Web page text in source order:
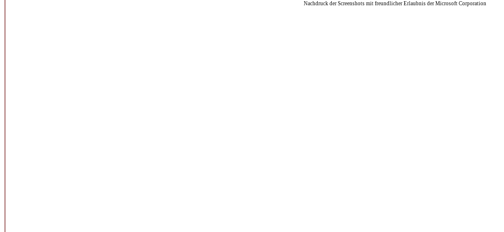
Nachdruck der Screenshots mit freundlicher Erlaubnis der Microsoft Corporation